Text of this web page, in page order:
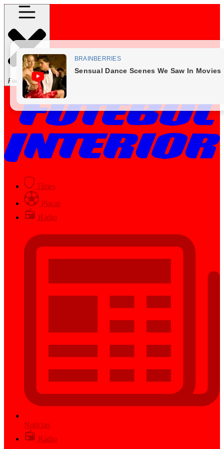
Fechar Menu
Times
Placar
Rádio
Notícias
Rádio